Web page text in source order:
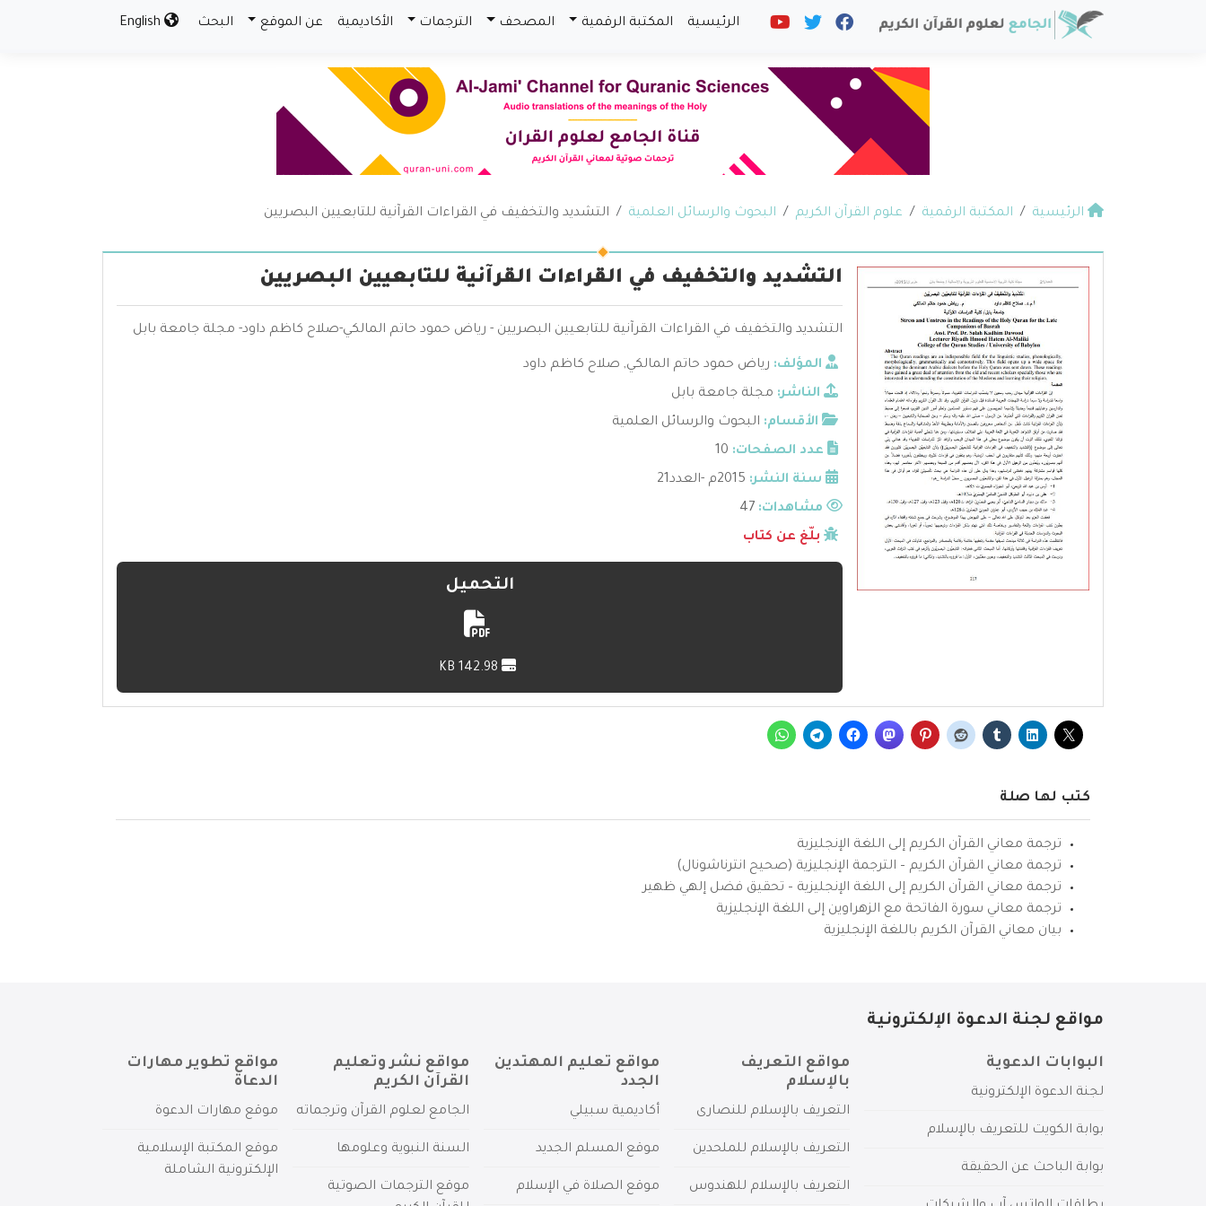
الرئيسية المكتبة الرقمية المصحف الترجمات الأكاديمية عن الموقع البحث
الرئيسية المكتبة الرقمية علوم القرآن الكريم البحوث والرسائل العلمية التشديد والتخفيف في القراءات القرآنية للتابعيين البصريين
التشديد والتخفيف في القراءات القرآنية للتابعيين البصريين
التشديد والتخفيف في القراءات القرآنية للتابعيين البصريين - رياض حمود حاتم المالكي-صلاح كاظم داود- مجلة جامعة بابل
المؤلف: رياض حمود حاتم المالكي, صلاح كاظم داود
الناشر: مجلة جامعة بابل
الأقسام: البحوث والرسائل العلمية
عدد الصفحات: 10
سنة النشر: 2015م -العدد21
مشاهدات:
بلّغ عن كتاب
التحميل
كتب لها صلة
ترجمة معاني القرآن الكريم إلى اللغة الإنجليزية
ترجمة معاني القرآن الكريم – الترجمة الإنجليزية (صحيح انترناشونال)
ترجمة معاني القرآن الكريم إلى اللغة الإنجليزية – تحقيق فضل إلهي ظهير
ترجمة معاني سورة الفاتحة مع الزهراوين إلى اللغة الإنجليزية
بيان معاني القرآن الكريم باللغة الإنجليزية
مواقع لجنة الدعوة الإلكترونية
البوابات الدعوية
لجنة الدعوة الإلكترونية
بوابة الكويت للتعريف بالإسلام
بوابة الباحث عن الحقيقة
مواقع التعريف
بالإسلام
التعريف بالإسلام للنصارى
التعريف بالإسلام للملحدين
التعريف بالإسلام للهندوس
مواقع تعليم المهتدين
الجدد
أكاديمية سبيلي
موقع المسلم الجديد
موقع الصلاة في الإسلام
مواقع نشر وتعليم
القرآن الكريم
الجامع لعلوم القرآن وترجماته
السنة النبوية وعلومها
موقع الترجمات الصوتية
مواقع تطوير مهارات
الدعاة
موقع مهارات الدعوة
موقع المكتبة الإسلامية
الإلكترونية الشاملة